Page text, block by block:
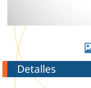
Detalles